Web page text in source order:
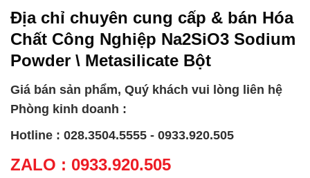
Địa chỉ chuyên cung cấp & bán Hóa
Chất Công Nghiệp Na2SiO3 Sodium
Powder \ Metasilicate Bột
Giá bán sản phẩm, Quý khách vui lòng liên hệ
Phòng kinh doanh :
Hotline : 028.3504.5555 - 0933.920.505
ZALO : 0933.920.505